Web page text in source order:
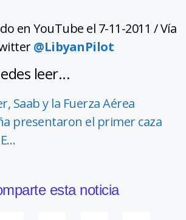
en YouTube el 7-11-2011 / Vía
@LibyanPilot
leer...
Saab y la Fuerza Aérea
presentaron el primer caza
esta noticia